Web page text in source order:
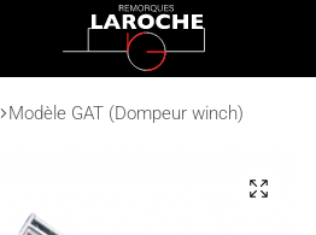
Modèle GAT (Dompeur winch)